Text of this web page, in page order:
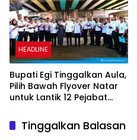
HEADLINE
Bupati Egi Tinggalkan Aula,
Pilih Bawah Flyover Natar
untuk Lantik 12 Pejabat
Tinggalkan Balasan